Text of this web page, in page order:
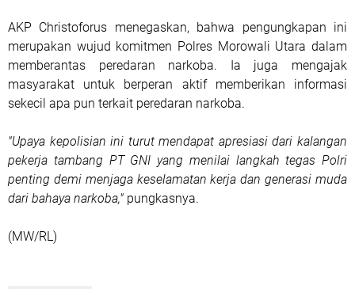
AKP Christoforus menegaskan, bahwa pengungkapan ini
merupakan wujud komitmen Polres Morowali Utara dalam
memberantas peredaran narkoba. Ia juga mengajak
masyarakat untuk berperan aktif memberikan informasi
sekecil apa pun terkait peredaran narkoba.
"Upaya kepolisian ini turut mendapat apresiasi dari kalangan
pekerja tambang PT GNI yang menilai langkah tegas Polri
penting demi menjaga keselamatan kerja dan generasi muda
dari bahaya narkoba," pungkasnya.
(MW/RL)